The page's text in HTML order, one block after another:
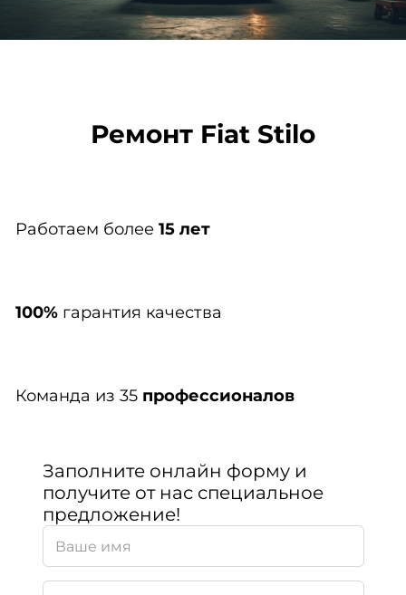
Ремонт Fiat Stilo
Работаем более 15 лет
100%гарантия качества
Команда из 35 профессионалов
Заполните онлайн форму и
получите от нас специальное
предложение!